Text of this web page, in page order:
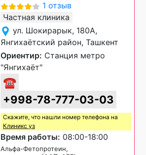
1 отзыв
Частная клиника
ул. Шокирарык, 180А,
Янгихаётский район, Ташкент
Ориентир: Станция метро
"Янгихаёт"
☎
+998-78-777-03-03
Скажите, что нашли номер телефона на
Клиникс уз
Время работы: 08:00-18:00
Альфа-Фетопротеин,